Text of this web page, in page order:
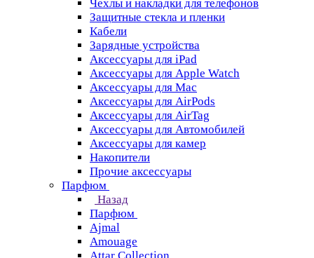
Чехлы и накладки для телефонов
Защитные стекла и пленки
Кабели
Зарядные устройства
Аксессуары для iPad
Аксессуары для Apple Watch
Аксессуары для Mac
Аксессуары для AirPods
Аксессуары для AirTag
Аксессуары для Автомобилей
Аксессуары для камер
Накопители
Прочие аксессуары
Парфюм
Назад
Парфюм
Ajmal
Amouage